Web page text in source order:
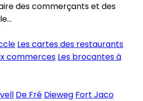
des commerçants et des
Les cartes des restaurants
commerces Les brocantes à
De Fré Dieweg Fort Jaco